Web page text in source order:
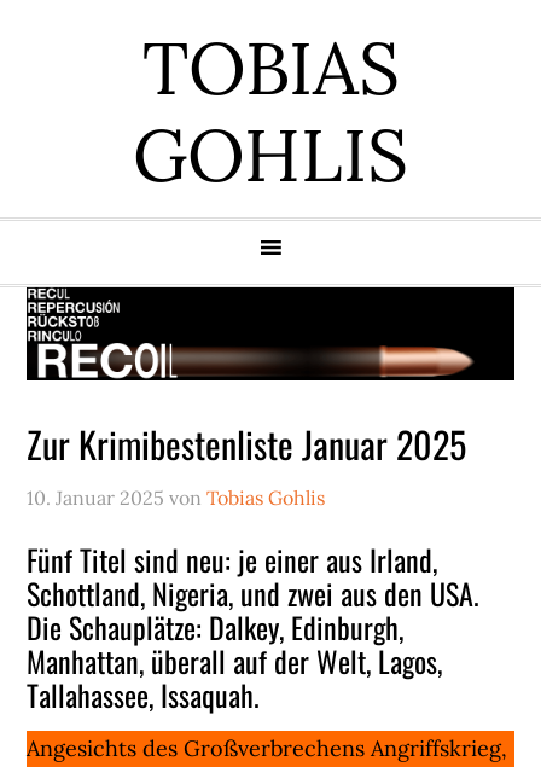
TOBIAS
GOHLIS
Zur Krimibestenliste Januar 2025
10. Januar 2025 vonTobias Gohlis
Fünf Titel sind neu: je einer aus Irland,
Schottland, Nigeria, und zwei aus den USA.
Die Schauplätze: Dalkey, Edinburgh,
Manhattan, überall auf der Welt, Lagos,
Tallahassee, Issaquah.
Angesichts des Großverbrechens Angriffskrieg,